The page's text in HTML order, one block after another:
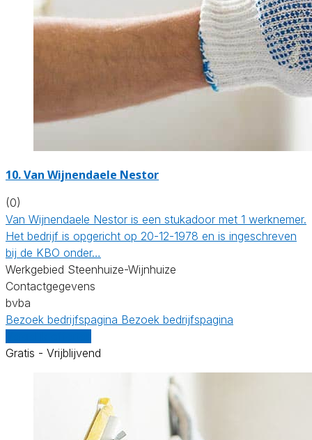
10. Van Wijnendaele Nestor
(0)
Van Wijnendaele Nestor is een stukadoor met 1 werknemer.
Het bedrijf is opgericht op 20-12-1978 en is ingeschreven
bij de KBO onder…
Werkgebied Steenhuize-Wijnhuize
Contactgegevens
bvba
Bezoek bedrijfspagina Bezoek bedrijfspagina
Gratis - Vrijblijvend